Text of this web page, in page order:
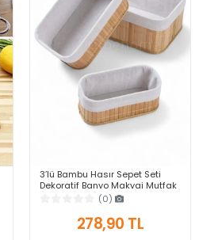
3’lü Bambu Hasır Sepet Seti
Dekoratif Banyo Makyaj Mutfak
Dolap İçi Organizer Sepet Seti
(0)
278,90 TL